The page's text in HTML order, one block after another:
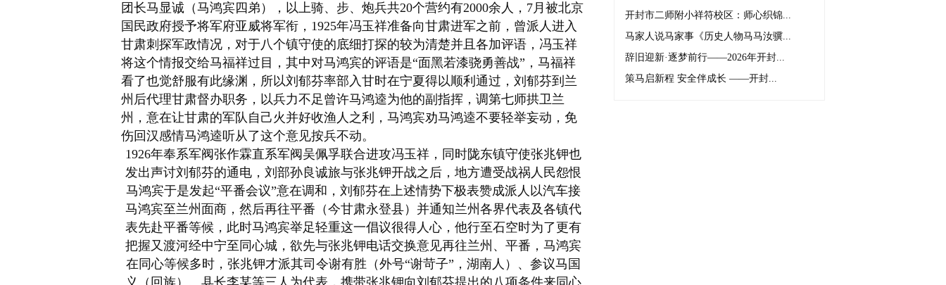
团长马显诚（马鸿宾四弟），以上骑、步、炮兵共20个营约有2000余人，7月被北京
国民政府授予将军府亚威将军衔，1925年冯玉祥准备向甘肃进军之前，曾派人进入
甘肃刺探军政情况，对于八个镇守使的底细打探的较为清楚并且各加评语，冯玉祥
将这个情报交给马福祥过目，其中对马鸿宾的评语是“面黑若漆骁勇善战”，马福祥
看了也觉舒服有此缘渊，所以刘郁芬率部入甘时在宁夏得以顺利通过，刘郁芬到兰
州后代理甘肃督办职务，以兵力不足曾许马鸿逵为他的副指挥，调第七师拱卫兰
州，意在让甘肃的军队自己火并好收渔人之利，马鸿宾劝马鸿逵不要轻举妄动，免
伤回汉感情马鸿逵听从了这个意见按兵不动。
1926年奉系军阀张作霖直系军阀 吴佩孚联合进攻冯玉祥，同时陇东镇守使张兆钾也
发出声讨刘郁芬的通电，刘部孙良诚旅与张兆钾开战之后，地方遭受战祸人民怨恨
马鸿宾于是发起“平番会议”意在调和，刘郁芬在上述情势下极表赞成派人以汽车接
马鸿宾至兰州面商，然后再往平番（今甘肃永登县）并通知兰州各界代表及各镇代
表先赴平番等候，此时马鸿宾举足轻重这一倡议很得人心，他行至石空时为了更有
把握又渡河经中宁至同心城，欲先与张兆钾电话交换意见再往兰州、平番，马鸿宾
在同心等候多时，张兆钾才派其司令谢有胜（外号“谢苛子”， 湖南人 ）、参议马国
义（回族）、县长李某等三人为代表，携带张兆钾向刘郁芬提出的八项条件来同心
开封市二师附小祥符校区：师心织锦...
马家人说马家事《历史人物马马汝骥...
辞旧迎新·逐梦前行——2026年开封...
策马启新程 安全伴成长 ——开封...